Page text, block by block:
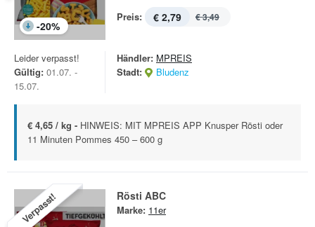
-20%
Preis: € 2,79 € 3,49
Leider verpasst!
Gültig: 01.07. -
15.07.
Händler: MPREIS
Stadt:
Bludenz
€ 4,65 / kg - HINWEIS: MIT MPREIS APP Knusper Rösti oder
11 Minuten Pommes 450 – 600 g
Verpasst! Rösti ABC
Marke: 11er